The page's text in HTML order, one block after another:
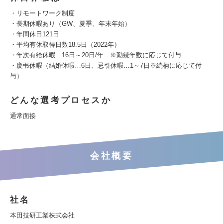
・リモートワーク制度
・長期休暇あり（GW、夏季、年末年始）
・年間休日121日
・平均有休取得日数18.5日（2022年）
・年次有給休暇…16日～20日/年 ※勤続年数に応じて付与
・慶弔休暇（結婚休暇…6日、忌引休暇…1～7日※続柄に応じて付
与）
どんな選考プロセスか
通常面接
会社概要
社名
本田技研工業株式会社